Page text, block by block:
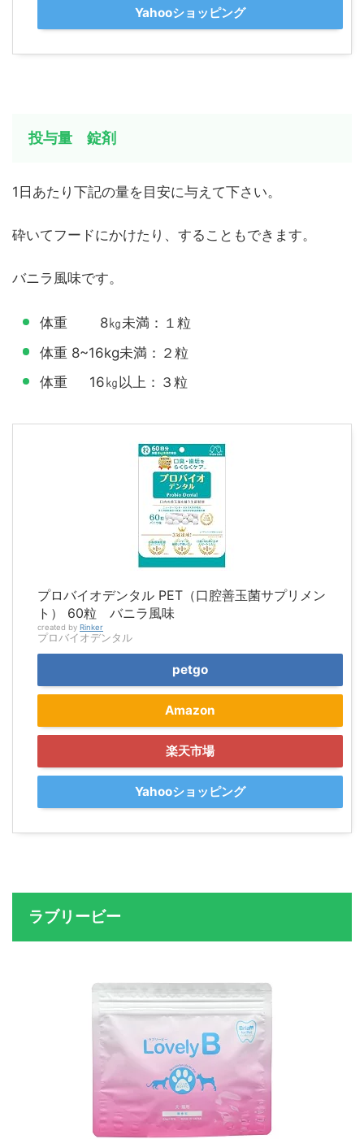
Yahooショッピング
投与量 錠剤
1日あたり下記の量を目安に与えて下さい。
砕いてフードにかけたり、することもできます。
バニラ風味です。
体重 8㎏未満：１粒
体重 8~16kg未満：２粒
体重 16㎏以上：３粒
プロバイオデンタル PET（口腔善玉菌サプリメン
ト） 60粒 バニラ風味
created by Rinker
プロバイオデンタル
petgo
Amazon
楽天市場
Yahooショッピング
ラブリービー